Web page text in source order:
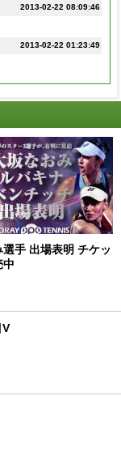
2013-02-22 08:09:46
2013-02-22 01:23:49
手 出場表明 チケッ
中
V